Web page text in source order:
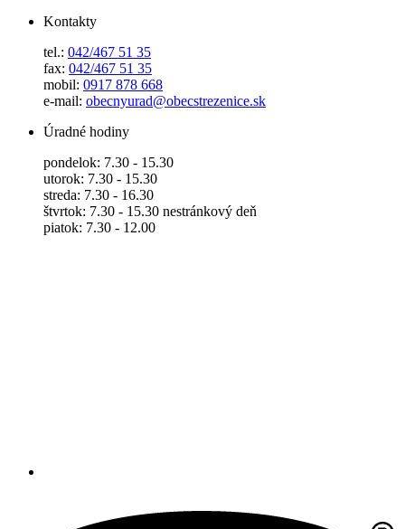
Kontakty
tel.: 042/467 51 35
fax: 042/467 51 35
mobil: 0917 878 668
e-mail: obecnyurad@obecstrezenice.sk
Úradné hodiny
pondelok: 7.30 - 15.30
utorok: 7.30 - 15.30
streda: 7.30 - 16.30
štvrtok: 7.30 - 15.30 nestránkový deň
piatok: 7.30 - 12.00